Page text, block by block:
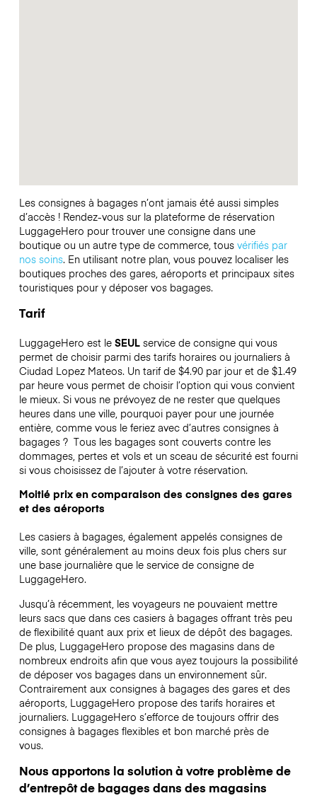
Les consignes à bagages n’ont jamais été aussi simples
d’accès ! Rendez-vous sur la plateforme de réservation
LuggageHero pour trouver une consigne dans une
boutique ou un autre type de commerce, tous vérifiés par
nos soins. En utilisant notre plan, vous pouvez localiser les
boutiques proches des gares, aéroports et principaux sites
touristiques pour y déposer vos bagages.
Tarif
LuggageHero est le SEULservice de consigne qui vous
permet de choisir parmi des tarifs horaires ou journaliers à
Ciudad Lopez Mateos. Un tarif de $4.90 par jour et de $1.49
par heure vous permet de choisir l’option qui vous convient
le mieux. Si vous ne prévoyez de ne rester que quelques
heures dans une ville, pourquoi payer pour une journée
entière, comme vous le feriez avec d’autres consignes à
bagages ? Tous les bagages sont couverts contre les
dommages, pertes et vols et un sceau de sécurité est fourni
si vous choisissez de l’ajouter à votre réservation.
Moitié prix en comparaison des consignes des gares
et des aéroports
Les casiers à bagages, également appelés consignes de
ville, sont généralement au moins deux fois plus chers sur
une base journalière que le service de consigne de
LuggageHero.
Jusqu’à récemment, les voyageurs ne pouvaient mettre
leurs sacs que dans ces casiers à bagages offrant très peu
de flexibilité quant aux prix et lieux de dépôt des bagages.
De plus, LuggageHero propose des magasins dans de
nombreux endroits afin que vous ayez toujours la possibilité
de déposer vos bagages dans un environnement sûr.
Contrairement aux consignes à bagages des gares et des
aéroports, LuggageHero propose des tarifs horaires et
journaliers. LuggageHero s’efforce de toujours offrir des
consignes à bagages flexibles et bon marché près de
vous.
Nous apportons la solution à votre problème de
d’entrepôt de bagages dans des magasins